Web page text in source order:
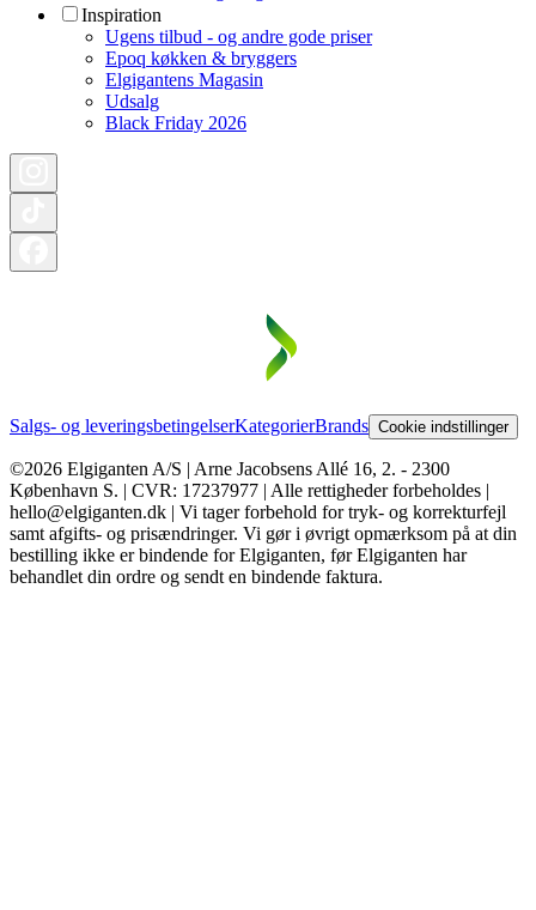
Inspiration
Ugens tilbud - og andre gode priser
Epoq køkken & bryggers
Elgigantens Magasin
Udsalg
Black Friday 2026
Salgs- og leveringsbetingelserKategorierBrands Cookie indstillinger
©2026 Elgiganten A/S | Arne Jacobsens Allé 16, 2. - 2300
København S. | CVR: 17237977 | Alle rettigheder forbeholdes |
hello@elgiganten.dk | Vi tager forbehold for tryk- og korrekturfejl
samt afgifts- og prisændringer. Vi gør i øvrigt opmærksom på at din
bestilling ikke er bindende for Elgiganten, før Elgiganten har
behandlet din ordre og sendt en bindende faktura.